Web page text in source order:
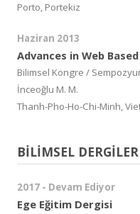
Porto, Portekiz
Haziran 2013
Advances in Web
Bilimsel Kongre /
İnceoğlu M. M.
Thanh-Pho-Ho-Chi-Minh,
BİLİMSEL
2017 - Devam Ediyor
Ege Eğitim Dergisi